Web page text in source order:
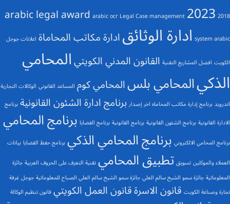
2018
2023
arabic legal award arabic ocr Legal Case management
system arabic ادارة الوثائقادارة مكاتب المحاماة اعلانات جوجل
الكويت افضل المشاريع التقنية القانون المدني الكويتيالمحامي
الذكيالمحامي بلسالمحامي كوم المساعد القانوني الوكالات التجارية
اندرويدبرنامج إدارة مكاتب المحاماه اخر إصداربرنامج ادارة الشئون القانونيةبرنامج
الادارة القانونيةبرنامج الشئون القانونيةبرنامج القانونيةبرنامج القضايا برنامج المحامي
برنامج المحامي الالكتروني برنامج المحامي الذكيبرنامج حفظ القضايابيانات
العملاء والموكلينتسويقتطبيق المحاميتقنية التعرف على الحروف العربيةجائزة
المعلوماتيةجائزة سمو الشيخ سالم العليجائزة سمو الشيخ سالم العلي الصباح للمعلوماتيةجوجلغرفة
تجارة وصناعة الكويت قانون الاسرةقانون العمل الكويتيقانون تنظيم الوكالة